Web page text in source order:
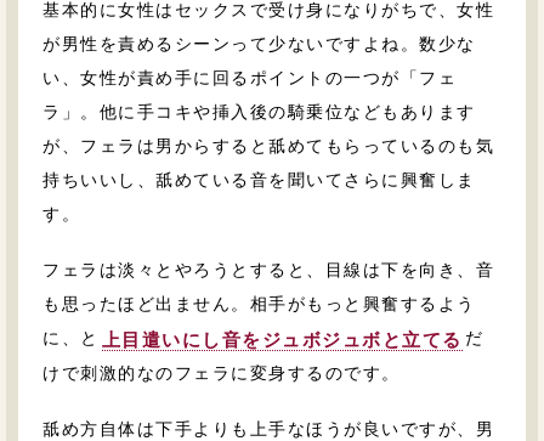
基本的に女性はセックスで受け身になりがちで、女性
が男性を責めるシーンって少ないですよね。数少な
い、女性が責め手に回るポイントの一つが「フェ
ラ」。他に手コキや挿入後の騎乗位などもあります
が、フェラは男からすると舐めてもらっているのも気
持ちいいし、舐めている音を聞いてさらに興奮しま
す。
フェラは淡々とやろうとすると、目線は下を向き、音
も思ったほど出ません。相手がもっと興奮するよう
に、と 上目遣いにし音をジュボジュボと立てる だ
けで刺激的なのフェラに変身するのです。
舐め方自体は下手よりも上手なほうが良いですが、男